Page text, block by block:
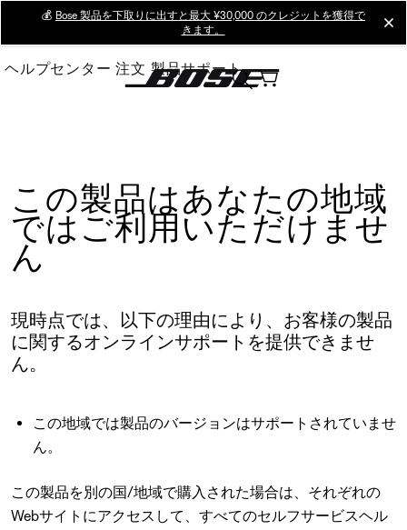
Main
💰 Bose 製品を下取りに出すと最大 ¥30,000 のクレジットを獲得で
きます。
ヘルプセンター 注文 製品サポート
この製品はあなたの地域
ではご利用いただけませ
ん
現時点では、以下の理由により、お客様の製品
に関するオンラインサポートを提供できませ
ん。
この地域では製品のバージョンはサポートされていませ
ん。
この製品を別の国/地域で購入された場合は、それぞれの
Webサイトにアクセスして、すべてのセルフサービスヘル